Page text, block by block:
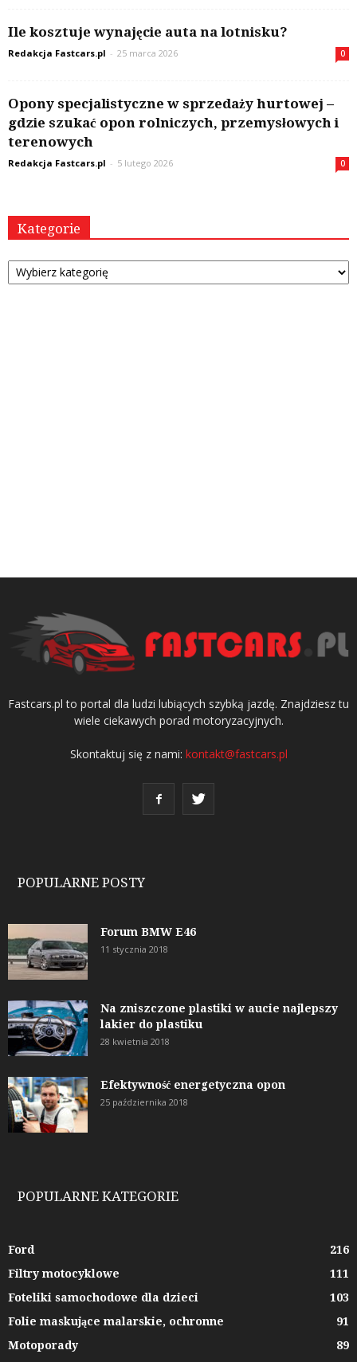
Ile kosztuje wynajęcie auta na lotnisku?
Redakcja Fastcars.pl - 25 marca 2026 0
Opony specjalistyczne w sprzedaży hurtowej –
gdzie szukać opon rolniczych, przemysłowych i
terenowych
Redakcja Fastcars.pl - 5 lutego 2026 0
Kategorie
Kategorie
Fastcars.pl to portal dla ludzi lubiących szybką jazdę. Znajdziesz tu
wiele ciekawych porad motoryzacyjnych.
Skontaktuj się z nami: kontakt@fastcars.pl
POPULARNE POSTY
Forum BMW E46
11 stycznia 2018
Na zniszczone plastiki w aucie najlepszy
lakier do plastiku
28 kwietnia 2018
Efektywność energetyczna opon
25 października 2018
POPULARNE KATEGORIE
Ford
216
Filtry motocyklowe
111
Foteliki samochodowe dla dzieci
103
Folie maskujące malarskie, ochronne
91
Motoporady
89